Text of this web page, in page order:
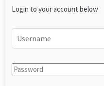
Login to your account below